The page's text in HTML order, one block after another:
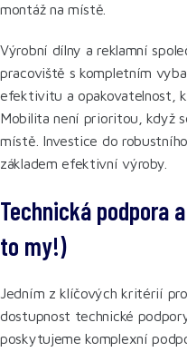
montáž na místě.
Výrobní dílny a reklamní
pracoviště s kompletním
efektivitu a opakovatelnost,
Mobilita není prioritou, když
místě. Investice do
základem efektivní výroby.
Technická podpora
to my!)
Jedním z klíčových kritérií
dostupnost technické
poskytujeme komplexní